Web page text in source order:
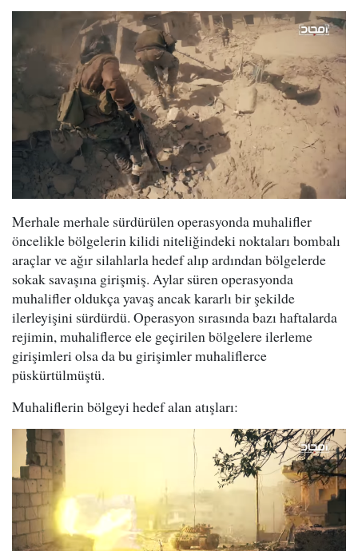
Merhale merhale sürdürülen operasyonda muhalifler
öncelikle bölgelerin kilidi niteliğindeki noktaları bombalı
araçlar ve ağır silahlarla hedef alıp ardından bölgelerde
sokak savaşına girişmiş. Aylar süren operasyonda
muhalifler oldukça yavaş ancak kararlı bir şekilde
ilerleyişini sürdürdü. Operasyon sırasında bazı haftalarda
rejimin, muhaliflerce ele geçirilen bölgelere ilerleme
girişimleri olsa da bu girişimler muhaliflerce
püskürtülmüştü.
Muhaliflerin bölgeyi hedef alan atışları: